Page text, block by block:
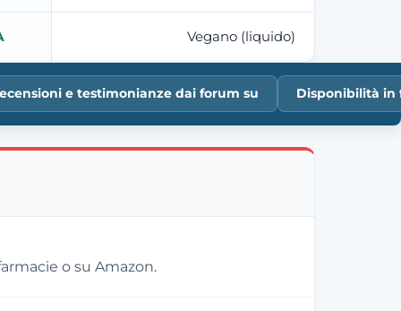
Vegano (liquido)
e testimonianze dai forum su Disponibilità in
o su Amazon.